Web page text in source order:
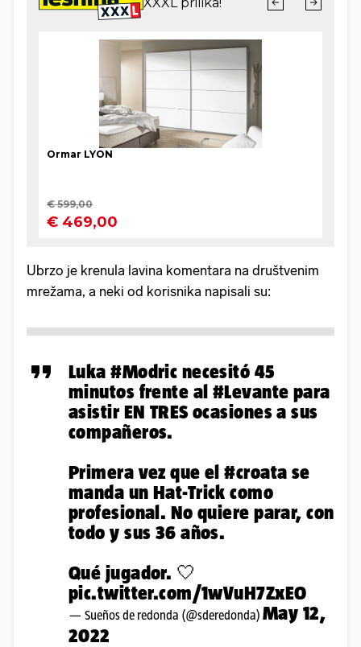
Ubrzo je krenula lavina komentara na društvenim
mrežama, a neki od korisnika napisali su:
Luka#Modric necesitó 45
minutos frente al #Levante para
asistir EN TRES ocasiones a sus
compañeros.
Primera vez que el#croata se
manda un Hat-Trick como
profesional. No quiere parar, con
todo y sus 36 años.
Qué jugador. 🤍
pic.twitter.com/1wVuH7ZxEO
— Sueños de redonda (@sderedonda) May 12,
2022